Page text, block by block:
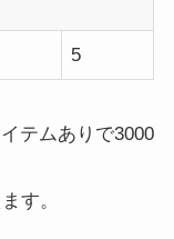
5
テムありで3000
す。